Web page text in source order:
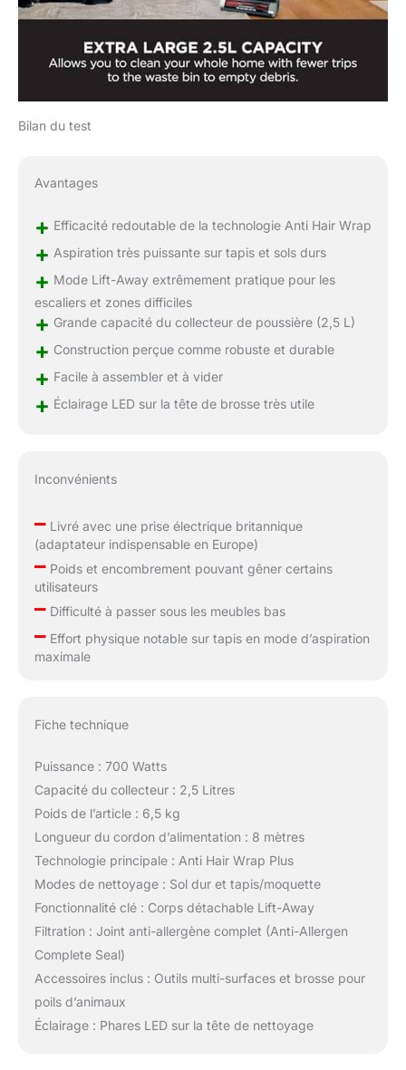
Bilan du test
Avantages
+ Efficacité redoutable de la technologie Anti Hair Wrap
+ Aspiration très puissante sur tapis et sols durs
+ Mode Lift-Away extrêmement pratique pour les
escaliers et zones difficiles
+ Grande capacité du collecteur de poussière (2,5 L)
+ Construction perçue comme robuste et durable
+ Facile à assembler et à vider
+ Éclairage LED sur la tête de brosse très utile
Inconvénients
–Livré avec une prise électrique britannique
(adaptateur indispensable en Europe)
–Poids et encombrement pouvant gêner certains
utilisateurs
–Difficulté à passer sous les meubles bas
–Effort physique notable sur tapis en mode d’aspiration
maximale
Fiche technique
Puissance : 700 Watts
Capacité du collecteur : 2,5 Litres
Poids de l’article : 6,5 kg
Longueur du cordon d’alimentation : 8 mètres
Technologie principale : Anti Hair Wrap Plus
Modes de nettoyage : Sol dur et tapis/moquette
Fonctionnalité clé : Corps détachable Lift-Away
Filtration : Joint anti-allergène complet (Anti-Allergen
Complete Seal)
Accessoires inclus : Outils multi-surfaces et brosse pour
poils d’animaux
Éclairage : Phares LED sur la tête de nettoyage